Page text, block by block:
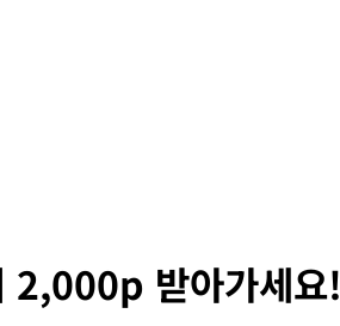
2,000p 받아가세요!